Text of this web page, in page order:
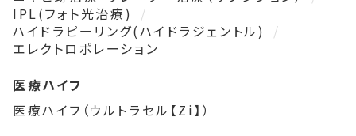
IPL(フォト光治療)
ハイドラピーリング(ハイドラジェントル)
エレクトロポレーション
医療ハイフ
医療ハイフ（ウルトラセル【Zi】）